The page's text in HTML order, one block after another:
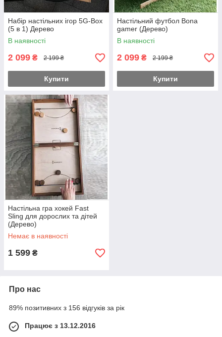
Набір настільних ігор 5G-Box
(5 в 1) Дерево
В наявності
2 099 ₴ 2 199 ₴
Купити
Настільний футбол Bona
gamer (Дерево)
В наявності
2 099 ₴ 2 199 ₴
Купити
Настільна гра хокей Fast
Sling для дорослих та дітей
(Дерево)
Немає в наявності
1 599 ₴
Про нас
89% позитивних з 156 відгуків за рік
Працює з 13.12.2016